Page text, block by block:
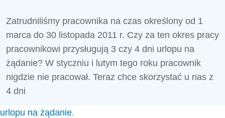
Zatrudniliśmy pracownika na czas określony od 1
marca do 30 listopada 2011 r. Czy za ten okres pracy
pracownikowi przysługują 3 czy 4 dni urlopu na
żądanie? W styczniu i lutym tego roku pracownik
nigdzie nie pracował. Teraz chce skorzystać u nas z
4 dni
urlopu na żądanie.